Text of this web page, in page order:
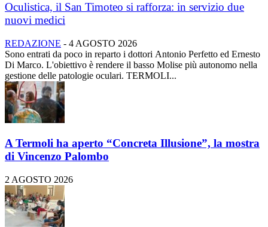
Oculistica, il San Timoteo si rafforza: in servizio due
nuovi medici
REDAZIONE - 4 AGOSTO 2026
Sono entrati da poco in reparto i dottori Antonio Perfetto ed Ernesto
Di Marco. L'obiettivo è rendere il basso Molise più autonomo nella
gestione delle patologie oculari. TERMOLI...
A Termoli ha aperto “Concreta Illusione”, la mostra
di Vincenzo Palombo
2 AGOSTO 2026